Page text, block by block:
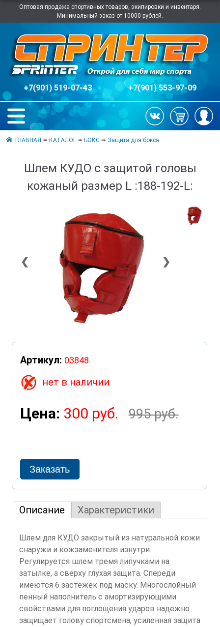
Оптовая продажа спортивных товаров, экипировки и инвентаря.
Минимальный заказ от 10000 рублей.
+7(901) 519-07-43 +7(901) 553-97-09
ГЛАВНАЯ ➠КАТАЛОГ ➠БОКС ➠ Защита для бокса
Шлем КУДО с защитой головы
кожаный размер L :188-192-L:
❮ ❯
Артикул: 03848
нет в наличии
Цена: 300 руб. 995 руб.
Описание Характеристики
Шлем для КУДО закрытый из натуральной кожи
снаружи и кожзаменителя изнутри.
Регулируется шлем тремя липучками на
затылке, а сверху глухая защита. Спереди
имеются 6 застежек под маску. Многослойный
пенный наполнитель с амортизирующими
свойствами для поглощения ударов надежно
защищает голову спортсмена, усиленная защита